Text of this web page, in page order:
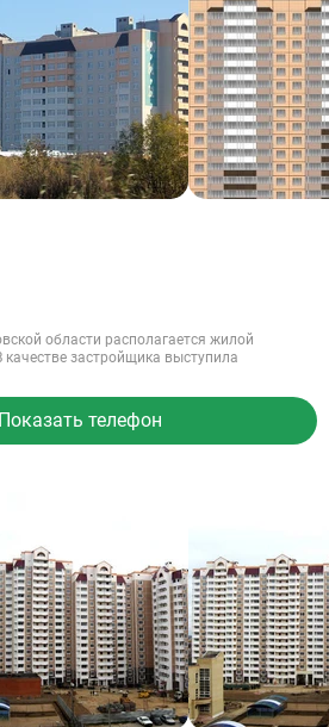
области располагается жилой
застройщика выступила
Показать телефон